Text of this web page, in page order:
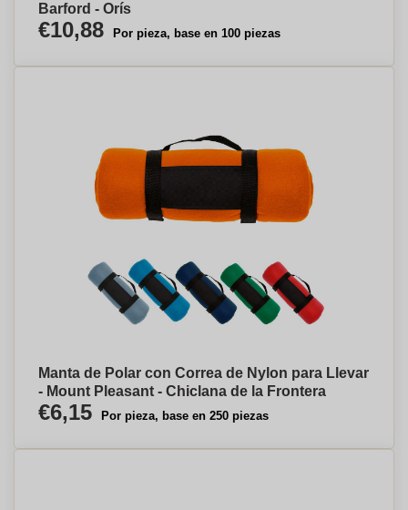
Barford - Orís
€10,88 Por pieza, base en 100 piezas
Manta de Polar con Correa de Nylon para Llevar
- Mount Pleasant - Chiclana de la Frontera
€6,15 Por pieza, base en 250 piezas